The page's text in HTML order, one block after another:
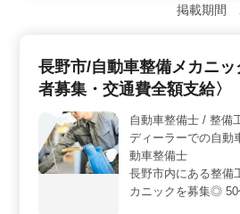
キャリアを更に発展させませんか
など、高級外国車のメンテナンス全
部品の交換や取り付け、トラブル時
付けなど、幅広い業務に携わる
働きやすい環境＞ 車通勤が可能
されています。残業は少なく、週休
115日あります。高級外国車の整備
のスキルを磨き、充実した私生活
掲載期間
長野市/自動車整備メカニ
者募集・交通費全額支給〉
自動車整備士 / 整備工場での自動車整備士・
ディーラーでの自動
動車整備士
長野市内にある整備
カニックを募集◎